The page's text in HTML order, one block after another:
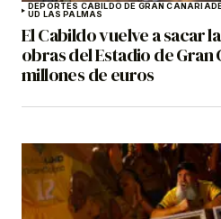
DEPORTES CABILDO DE GRAN CANARIA
UD LAS PALMAS
El Cabildo vuelve a sacar
obras del Estadio de Gran
millones de euros